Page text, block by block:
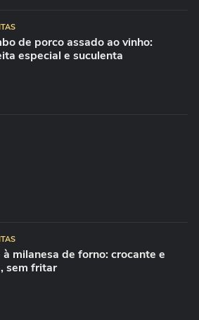
de porco assado ao vinho:
especial e suculenta
à milanesa de forno: crocante e
sem fritar